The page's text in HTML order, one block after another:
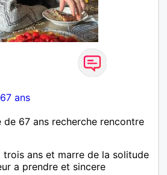
67 ans
67 ans recherche rencontre
ans et marre de la solitude
a prendre et sincere